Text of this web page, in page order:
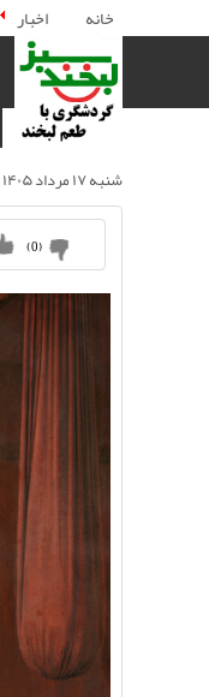
خانه اخبار
شنبه ۱۷ مرداد ۱۴۰۵ | ۱۱:۲۰:۱۶
(
0
)